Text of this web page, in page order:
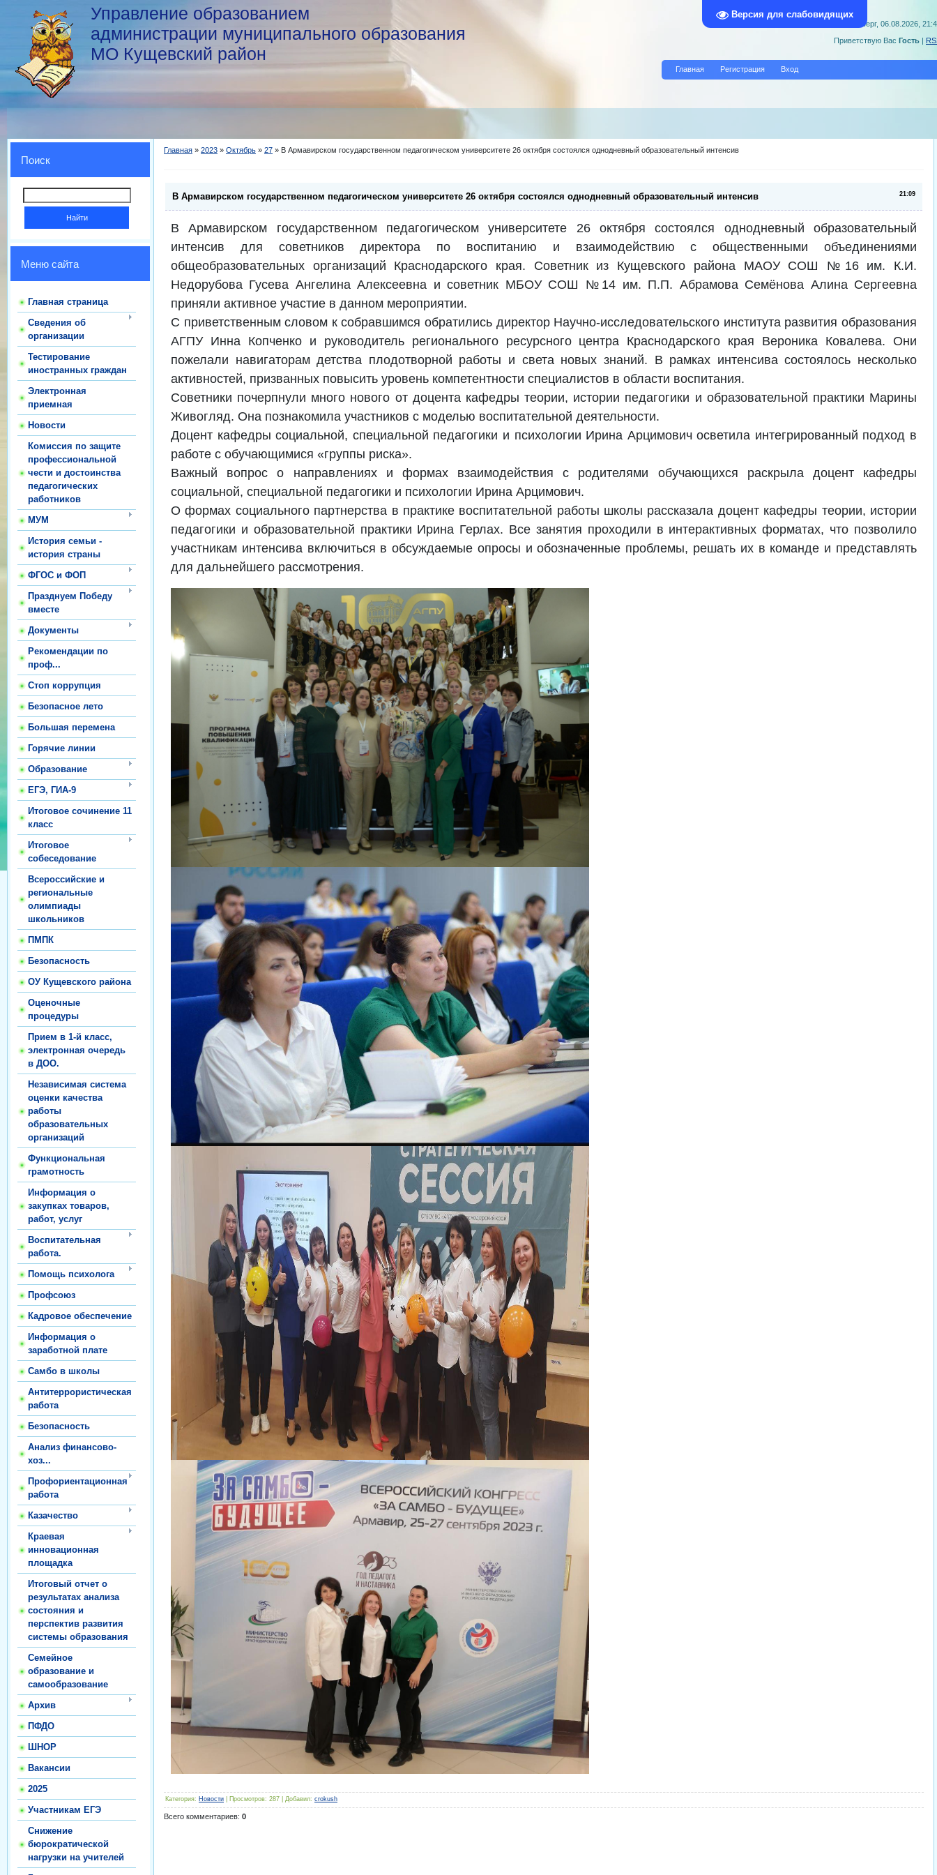
Версия для слабовидящих
Четверг, 06.08.2026,
Приветствую Вас Гость |
Управление образованием
администрации муниципального образования
МО Кущевский район
Главная Регистрация Вход
Поиск
Меню сайта
Главная страница
Сведения об
организации
Тестирование
иностранных граждан
Электронная
приемная
Новости
Комиссия по защите
профессиональной
чести и достоинства
педагогических
работников
МУМ
История семьи -
история страны
ФГОС и ФОП
Празднуем Победу
вместе
Документы
Рекомендации по
проф...
Стоп коррупция
Безопасное лето
Большая перемена
Горячие линии
Образование
ЕГЭ, ГИА-9
Итоговое сочинение 11
класс
Итоговое
собеседование
Всероссийские и
региональные
олимпиады
школьников
ПМПК
Безопасность
ОУ Кущевского района
Оценочные
процедуры
Прием в 1-й класс,
электронная очередь
в ДОО.
Независимая система
оценки качества
работы
образовательных
организаций
Функциональная
грамотность
Информация о
закупках товаров,
работ, услуг
Воспитательная
работа.
Помощь психолога
Профсоюз
Кадровое обеспечение
Информация о
заработной плате
Самбо в школы
Антитеррористическая
работа
Безопасность
Анализ финансово-
хоз...
Профориентационная
работа
Казачество
Краевая
инновационная
площадка
Итоговый отчет о
результатах анализа
состояния и
перспектив развития
системы образования
Семейное
образование и
самообразование
Архив
ПФДО
ШНОР
Вакансии
2025
Участникам ЕГЭ
Снижение
бюрократической
нагрузки на учителей
Главная » 2023 » Октябрь » 27 » В Армавирском государственном педагогическом университете 26 октября состоялся однодневный образовательный интенсив
21:09
В Армавирском государственном педагогическом университете 26 октября состоялся однодневный образовательный интенсив
В Армавирском государственном педагогическом университете 26 октября состоялся однодневный образовательный
интенсив для советников директора по воспитанию и взаимодействию с общественными объединениями
общеобразовательных организаций Краснодарского края. Советник из Кущевского района МАОУ СОШ №16 им. К.И.
Недорубова Гусева Ангелина Алексеевна и советник МБОУ СОШ №14 им. П.П. Абрамова Семёнова Алина Сергеевна
приняли активное участие в данном мероприятии.
С приветственным словом к собравшимся обратились директор Научно-исследовательского института развития образования
АГПУ Инна Копченко и руководитель регионального ресурсного центра Краснодарского края Вероника Ковалева. Они
пожелали навигаторам детства плодотворной работы и света новых знаний. В рамках интенсива состоялось несколько
активностей, призванных повысить уровень компетентности специалистов в области воспитания.
Советники почерпнули много нового от доцента кафедры теории, истории педагогики и образовательной практики Марины
Живогляд. Она познакомила участников с моделью воспитательной деятельности.
Доцент кафедры социальной, специальной педагогики и психологии Ирина Арцимович осветила интегрированный подход в
работе с обучающимися «группы риска».
Важный вопрос о направлениях и формах взаимодействия с родителями обучающихся раскрыла доцент кафедры
социальной, специальной педагогики и психологии Ирина Арцимович.
О формах социального партнерства в практике воспитательной работы школы рассказала доцент кафедры теории, истории
педагогики и образовательной практики Ирина Герлах. Все занятия проходили в интерактивных форматах, что позволило
участникам интенсива включиться в обсуждаемые опросы и обозначенные проблемы, решать их в команде и представлять
для дальнейшего рассмотрения.
Категория: Новости Просмотров: 287 Добавил: crokush
Всего комментариев: 0